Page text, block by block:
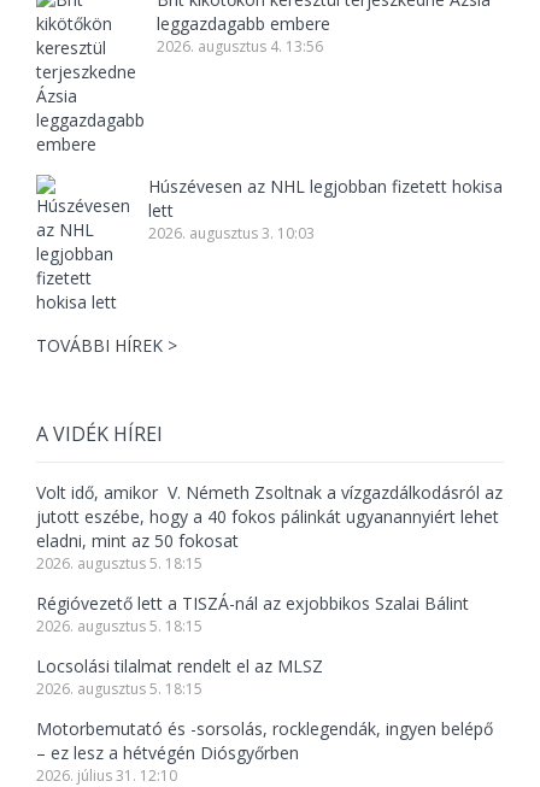
leggazdagabb embere
2026. augusztus 4. 13:56
Húszévesen az NHL legjobban fizetett hokisa
lett
2026. augusztus 3. 10:03
TOVÁBBI HÍREK >
A VIDÉK HÍREI
Volt idő, amikor V. Németh Zsoltnak a vízgazdálkodásról az
jutott eszébe, hogy a 40 fokos pálinkát ugyanannyiért lehet
eladni, mint az 50 fokosat
2026. augusztus 5. 18:15
Régióvezető lett a TISZÁ-nál az exjobbikos Szalai Bálint
2026. augusztus 5. 18:15
Locsolási tilalmat rendelt el az MLSZ
2026. augusztus 5. 18:15
Motorbemutató és -sorsolás, rocklegendák, ingyen belépő
– ez lesz a hétvégén Diósgyőrben
2026. július 31. 12:10